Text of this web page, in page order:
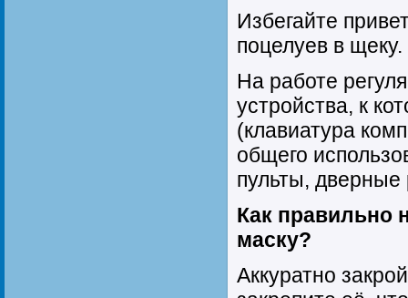
Избегайте
поцелуев в щеку.
На работе
устройства, к
(клавиатура
общего
пульты, дверные
Как правильно
маску?
Аккуратно